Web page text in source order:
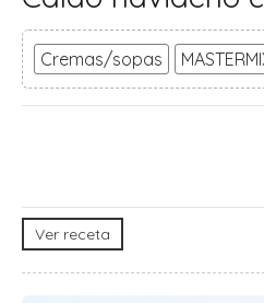
Cremas/sopas
Ver receta